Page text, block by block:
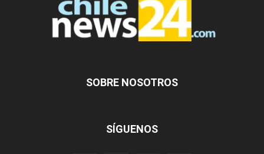
SOBRE NOSOTROS
SÍGUENOS